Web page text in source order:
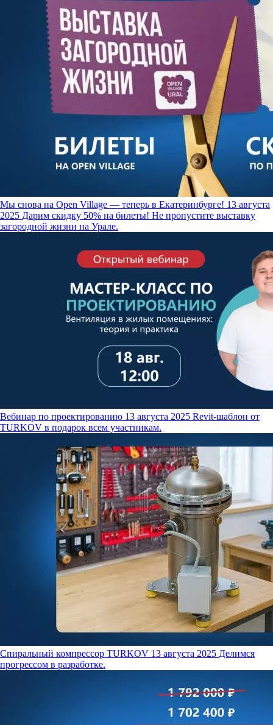
Мы снова на Open Village — теперь в Екатеринбурге! 13 августа
2025 Дарим скидку 50% на билеты! Не пропустите выставку
загородной жизни на Урале.
Вебинар по проектированию 13 августа 2025 Revit-шаблон от
TURKOV в подарок всем участникам.
Спиральный компрессор TURKOV 13 августа 2025 Делимся
прогрессом в разработке.